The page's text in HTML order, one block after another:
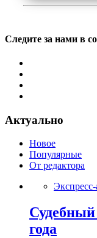
Следите за нами в
Актуально
Новое
Популярные
От редактора
Судебный
года